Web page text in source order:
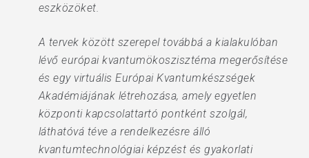
eszközöket.
A tervek között szerepel továbbá a kialakulóban
lévő európai kvantumökoszisztéma megerősítése
és egy virtuális Európai Kvantumkészségek
Akadémiájának létrehozása, amely egyetlen
központi kapcsolattartó pontként szolgál,
láthatóvá téve a rendelkezésre álló
kvantumtechnológiai képzést és gyakorlati